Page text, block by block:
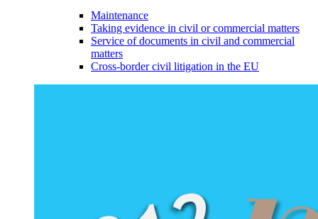
Maintenance
Taking evidence in civil or commercial matters
Service of documents in civil and commercial
matters​​
Cross-border civil litigation in the EU